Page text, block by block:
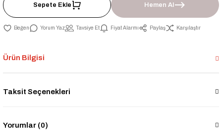
Sepete Ekle Hemen Al
Yorum Yaz Tavsiye Et Fiyat Alarmı Paylaş Karşılaştır
Ürün Bilgisi
Taksit Seçenekleri
Yorumlar (0)